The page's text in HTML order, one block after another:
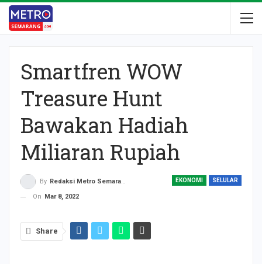
Smartfren WOW
Treasure Hunt
Bawakan Hadiah
Miliaran Rupiah
EKONOMI SELULAR
By Redaksi Metro Semarang
On
Mar 8, 2022
Share